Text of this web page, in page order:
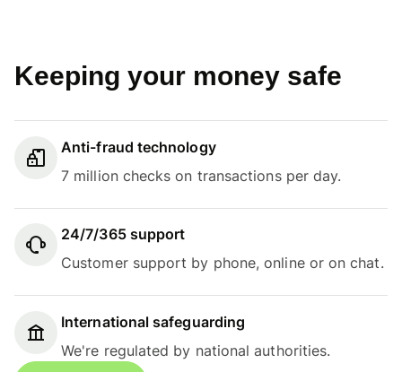
Keeping your money safe
Anti-fraud technology
7 million checks on transactions per day.
24/7/365 support
Customer support by phone, online or on chat.
International safeguarding
We're regulated by national authorities.